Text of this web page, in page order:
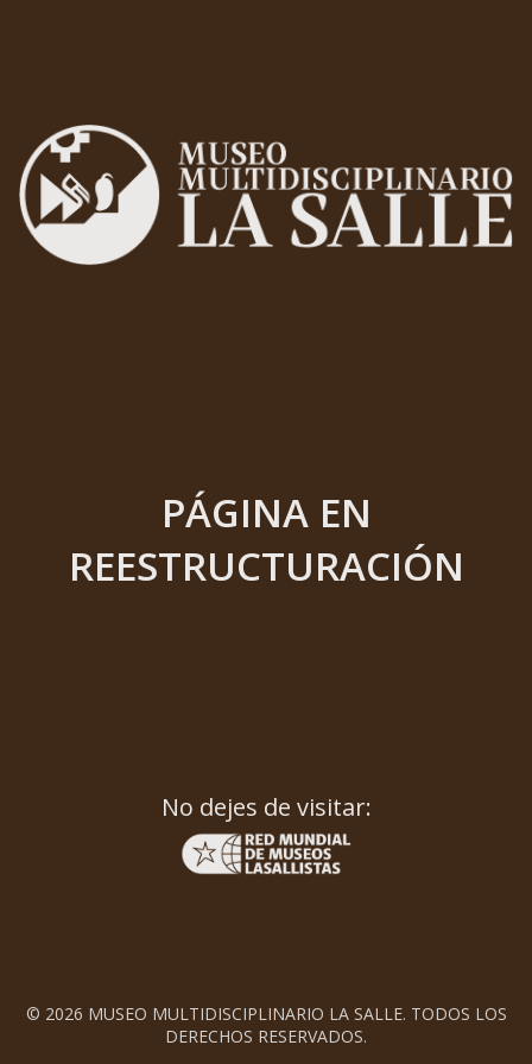
PÁGINA EN
REESTRUCTURACIÓN
No dejes de visitar:
© 2026 MUSEO MULTIDISCIPLINARIO LA SALLE. TODOS LOS
DERECHOS RESERVADOS.